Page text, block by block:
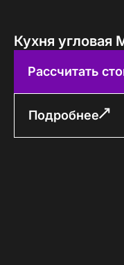
Кухня угловая
Рассчитать
Подробнее